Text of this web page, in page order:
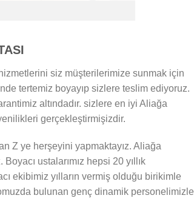
siz müşterilerimize sunmak için
tertemiz boyayıp sizlere teslim ediyoruz.
altındadır. sizlere en iyi Aliağa
gerçekleştirmişizdir.
Z ye herşeyini yapmaktayız. Aliağa
ustalarımız hepsi 20 yıllık
ekibimiz yılların vermiş olduğu birikimle
bulunan genç dinamik personelimizle